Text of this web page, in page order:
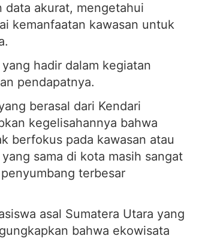
data akurat, mengetahui
kemanfaatan kawasan untuk
hadir dalam kegiatan
pendapatnya.
berasal dari Kendari
kegelisahannya bahwa
berfokus pada kawasan atau
sama di kota masih sangat
terbesar
asal Sumatera Utara yang
bahwa ekowisata